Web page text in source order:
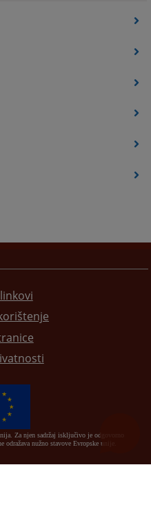
Za njen sadržaj isključivo je odgovorno
nužno stavove Evropske unije.